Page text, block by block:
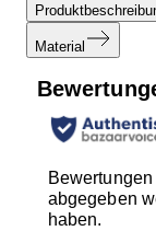
Material
abgegeben
haben.